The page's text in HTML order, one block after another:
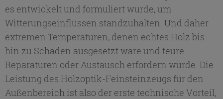
es entwickelt und formuliert wurde, um
Witterungseinflüssen standzuhalten. Und daher
extremen Temperaturen, denen echtes Holz bis
hin zu Schäden ausgesetzt wäre und teure
Reparaturen oder Austausch erfordern würde. Die
Leistung des Holzoptik-Feinsteinzeugs für den
Außenbereich ist also der erste technische Vorteil,